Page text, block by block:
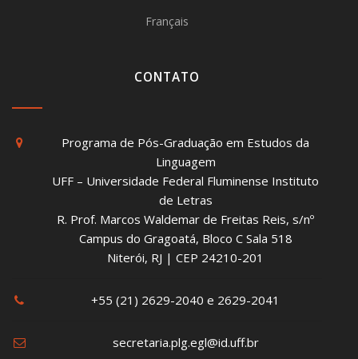
Français
CONTATO
Programa de Pós-Graduação em Estudos da
Linguagem
UFF – Universidade Federal Fluminense Instituto
de Letras
R. Prof. Marcos Waldemar de Freitas Reis, s/nº
Campus do Gragoatá, Bloco C Sala 518
Niterói, RJ | CEP 24210-201
+55 (21) 2629-2040 e 2629-2041
secretaria.plg.egl@id.uff.br